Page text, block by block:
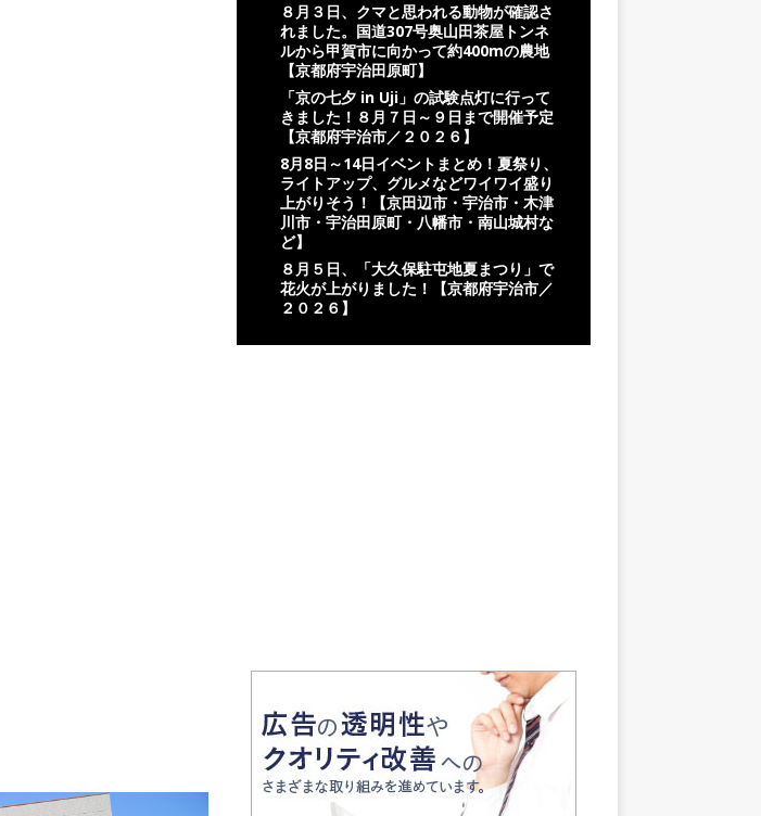
８月３日、クマと思われる動物が確認さ
れました。国道307号奥山田茶屋トンネ
ルから甲賀市に向かって約400mの農地
【京都府宇治田原町】
「京の七夕 in Uji」の試験点灯に行って
きました！８月７日～９日まで開催予定
【京都府宇治市／２０２６】
8月8日～14日イベントまとめ！夏祭り、
ライトアップ、グルメなどワイワイ盛り
上がりそう！【京田辺市・宇治市・木津
川市・宇治田原町・八幡市・南山城村な
ど】
８月５日、「大久保駐屯地夏まつり」で
花火が上がりました！【京都府宇治市／
２０２６】